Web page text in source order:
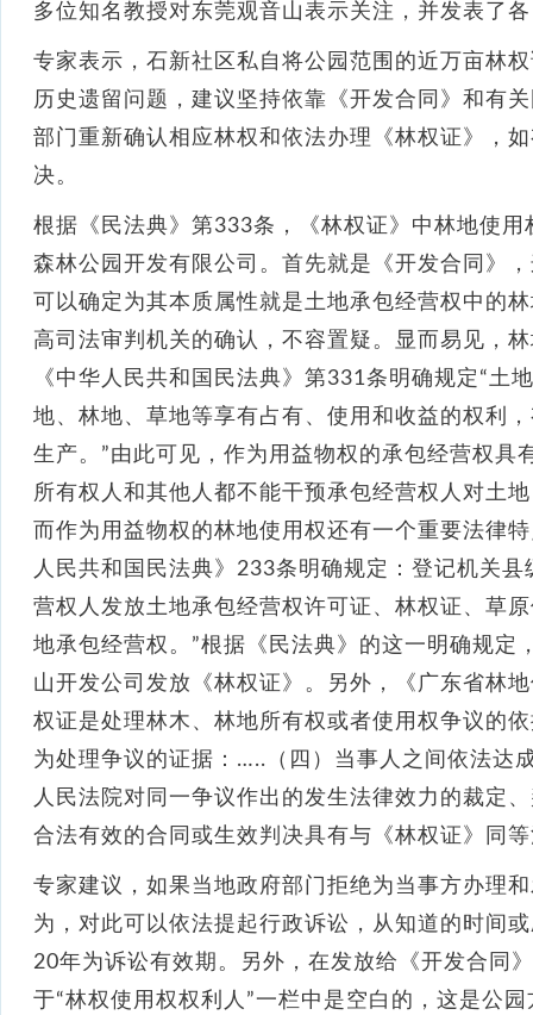
多位知名教授对东莞观音山表示关注，并发表了
专家表示，石新社区私自将公园范围的近万亩林
历史遗留问题，建议坚持依靠《开发合同》和有
部门重新确认相应林权和依法办理《林权证》，
决。
根据《民法典》第333条，《林权证》中林地使
森林公园开发有限公司。首先就是《开发合同》
可以确定为其本质属性就是土地承包经营权中的
高司法审判机关的确认，不容置疑。显而易见，
《中华人民共和国民法典》第331条明确规定“土
地、林地、草地等享有占有、使用和收益的权利
生产。”由此可见，作为用益物权的承包经营权具
所有权人和其他人都不能干预承包经营权人对土
而作为用益物权的林地使用权还有一个重要法律
人民共和国民法典》233条明确规定：登记机关
营权人发放土地承包经营权许可证、林权证、草
地承包经营权。”根据《民法典》的这一明确规定
山开发公司发放《林权证》。另外，《广东省林
权证是处理林木、林地所有权或者使用权争议的
为处理争议的证据：…..（四）当事人之间依法达
人民法院对同一争议作出的发生法律效力的裁定
合法有效的合同或生效判决具有与《林权证》同
专家建议，如果当地政府部门拒绝为当事方办理
为，对此可以依法提起行政诉讼，从知道的时间
20年为诉讼有效期。另外，在发放给《开发合同
于“林权使用权权利人”一栏中是空白的，这是公